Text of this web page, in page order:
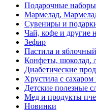
Подарочные наборы
Мармелад,
Сувениры и
Чай, кофе и другие
Зефир
Пастила и
Конфеты, шоколад,
Диабетические
Хрустила с сахаром
Детские полезные
Мед и продукты
Новинки